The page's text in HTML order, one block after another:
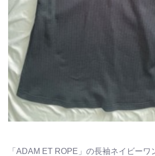
「ADAM ET ROPE」の長袖ネイビーワ